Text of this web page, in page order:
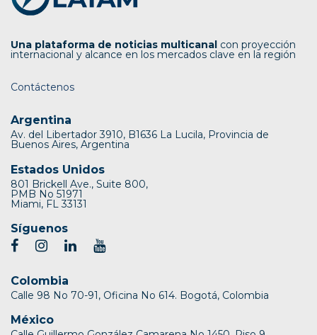
Una plataforma de noticias multicanal con proyección
internacional y alcance en los mercados clave en la región
Contáctenos
Argentina
Av. del Libertador 3910, B1636 La Lucila, Provincia de
Buenos Aires, Argentina
Estados Unidos
801 Brickell Ave., Suite 800,
PMB No 51971
Miami, FL 33131
Síguenos
Colombia
Calle 98 No 70-91, Oficina No 614. Bogotá, Colombia
México